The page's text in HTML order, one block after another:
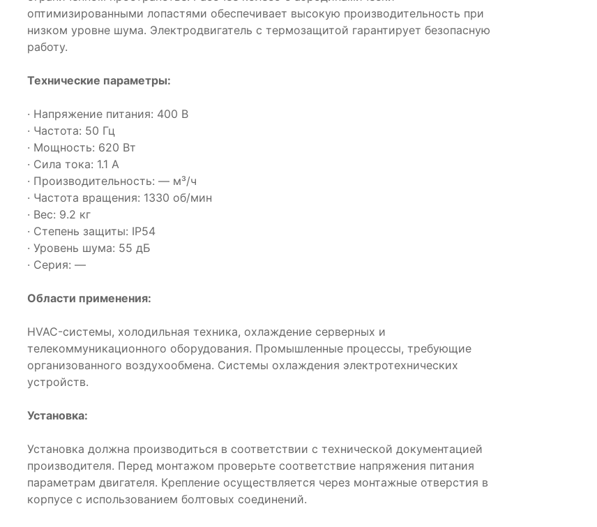
оптимизированными лопастями обеспечивает высокую производительность при
низком уровне шума. Электродвигатель с термозащитой гарантирует безопасную
работу.
Технические параметры:
· Напряжение питания: 400 В
· Частота: 50 Гц
· Мощность: 620 Вт
· Сила тока: 1.1 А
· Производительность: — м³/ч
· Частота вращения: 1330 об/мин
· Вес: 9.2 кг
· Степень защиты: IP54
· Уровень шума: 55 дБ
· Серия: —
Области применения:
HVAC-системы, холодильная техника, охлаждение серверных и
телекоммуникационного оборудования. Промышленные процессы, требующие
организованного воздухообмена. Системы охлаждения электротехнических
устройств.
Установка:
Установка должна производиться в соответствии с технической документацией
производителя. Перед монтажом проверьте соответствие напряжения питания
параметрам двигателя. Крепление осуществляется через монтажные отверстия в
корпусе с использованием болтовых соединений.